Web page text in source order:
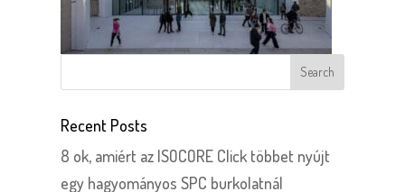
Recent Posts
8 ok, amiért az ISOCORE Click többet nyújt
egy hagyományos SPC burkolatnál